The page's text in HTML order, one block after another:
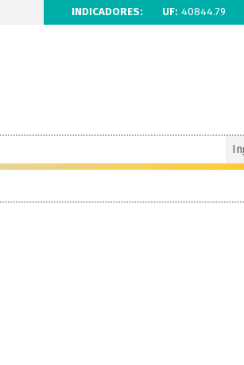
INDICADORES: UF: 40844.79